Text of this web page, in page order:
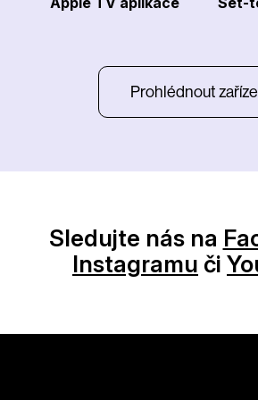
Prohlédnout
Sledujte nás na
Instagramu či